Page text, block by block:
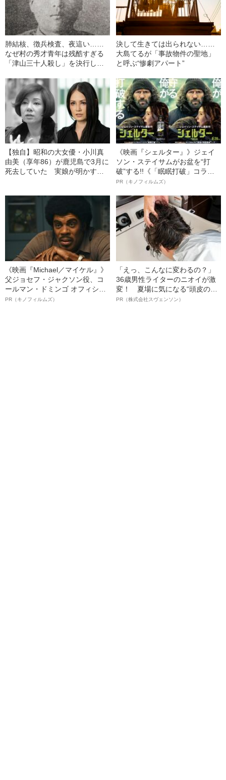
肺結核、徴兵検査、夜這い……
なぜ村の秀才青年は残酷すぎる
「津山三十人殺し」を決行した
決して生きては出られない……
大島てるが「事故物件の聖地」
と呼ぶ“惨劇アパート”
【独自】昭和の大女優・小川真
由美（享年86）が鹿児島で3月に
死去していた 実娘が明かす
《映画『シェルター』》ジェイ
ソン・ステイサムがお盆を“打
破”する!!《「眠眠打破」コラ
ボ》
PR（キノフィルムズ）
《映画『Michael／マイケル』》
父ジョセフ・ジャクソン役、コ
ールマン・ドミンゴ オフィシャ
ルインタビュー“観客を魅了した
PR（キノフィルムズ）
「えっ、こんなに変わるの？」
36歳男性ライターのニオイが激
変！ 夏場に気になる“頭皮のニ
オイ”や“ベタつき”を解消す
PR（株式会社スヴェンソン）